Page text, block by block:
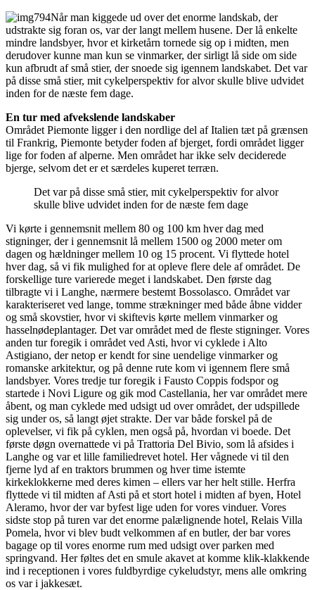
Når man kiggede ud over det enorme landskab, der
udstrakte sig foran os, var der langt mellem husene. Der lå enkelte
mindre landsbyer, hvor et kirketårn tornede sig op i midten, men
derudover kunne man kun se vinmarker, der sirligt lå side om side
kun afbrudt af små stier, der snoede sig igennem landskabet. Det var
på disse små stier, mit cykelperspektiv for alvor skulle blive udvidet
inden for de næste fem dage.
En tur med afvekslende landskaber
Området Piemonte ligger i den nordlige del af Italien tæt på grænsen
til Frankrig, Piemonte betyder foden af bjerget, fordi området ligger
lige for foden af alperne. Men området har ikke selv deciderede
bjerge, selvom det er et særdeles kuperet terræn.
Det var på disse små stier, mit cykelperspektiv for alvor
skulle blive udvidet inden for de næste fem dage
Vi kørte i gennemsnit mellem 80 og 100 km hver dag med
stigninger, der i gennemsnit lå mellem 1500 og 2000 meter om
dagen og hældninger mellem 10 og 15 procent. Vi flyttede hotel
hver dag, så vi fik mulighed for at opleve flere dele af området. De
forskellige ture varierede meget i landskabet. Den første dag
tilbragte vi i Langhe, nærmere bestemt Bossolasco. Området var
karakteriseret ved lange, tomme strækninger med både åbne vidder
og små skovstier, hvor vi skiftevis kørte mellem vinmarker og
hasselnødeplantager. Det var området med de fleste stigninger. Vores
anden tur foregik i området ved Asti, hvor vi cyklede i Alto
Astigiano, der netop er kendt for sine uendelige vinmarker og
romanske arkitektur, og på denne rute kom vi igennem flere små
landsbyer. Vores tredje tur foregik i Fausto Coppis fodspor og
startede i Novi Ligure og gik mod Castellania, her var området mere
åbent, og man cyklede med udsigt ud over området, der udspillede
sig under os, så langt øjet strakte. Der var både forskel på de
oplevelser, vi fik på cyklen, men også på, hvordan vi boede. Det
første døgn overnattede vi på Trattoria Del Bivio, som lå afsides i
Langhe og var et lille familiedrevet hotel. Her vågnede vi til den
fjerne lyd af en traktors brummen og hver time istemte
kirkeklokkerne med deres kimen – ellers var her helt stille. Herfra
flyttede vi til midten af Asti på et stort hotel i midten af byen, Hotel
Aleramo, hvor der var byfest lige uden for vores vinduer. Vores
sidste stop på turen var det enorme palælignende hotel, Relais Villa
Pomela, hvor vi blev budt velkommen af en butler, der bar vores
bagage op til vores enorme rum med udsigt over parken med
springvand. Her føltes det en smule akavet at komme klik-klakkende
ind i receptionen i vores fuldbyrdige cykeludstyr, mens alle omkring
os var i jakkesæt.